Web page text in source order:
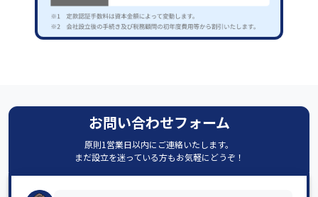
お問い合わせフォーム
原則1営業日以内にご連絡いたします。
まだ設立を迷っている方もお気軽にどうぞ！